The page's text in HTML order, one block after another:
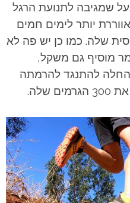
שמגיבה לתנועת הרגל
יותר לימים חמים
שלה. כמו כן יש פה לא
מוסיף גם משקל,
החלה להתנגד להרמתה